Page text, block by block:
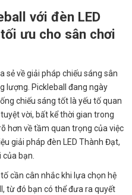
với đèn LED
ưu cho sân chơi
sẻ về giải pháp chiếu sáng sân
lượng. Pickleball đang ngày
chiếu sáng tốt là yếu tố quan
vời, bất kể thời gian trong
hơn về tầm quan trọng của việc
giải pháp đèn LED Thành Đạt,
bạn.
cần cân nhắc khi lựa chọn hệ
từ đó bạn có thể đưa ra quyết